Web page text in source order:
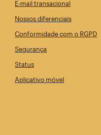
E-mail transacional
Nossos diferenciais
Conformidade com o RGPD
Segurança
Status
Aplicativo móvel